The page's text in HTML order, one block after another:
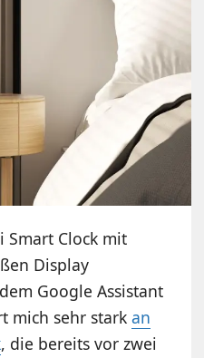
Smart Clock mit
Display
Google Assistant
mich sehr starkan
, die bereits vor zwei